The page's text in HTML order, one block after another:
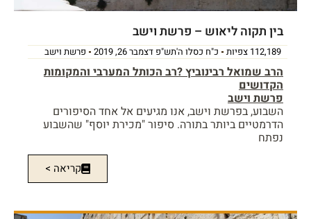
בין תקוה ליאוש – פרשת וישב
112,189 צפיות כ"ח כסלו ה'תש"פ דצמבר 26, 2019 פרשת וישב
הרב שמואל רבינוביץ ?רב הכותל המערבי והמקומות
הקדושים
פרשת וישב
השבוע, בפרשת וישב, אנו מגיעים אל אחד הסיפורים
הדרמטיים ביותר בתורה. סיפור "מכירת יוסף" שהשבוע
נפתח
קריאה >